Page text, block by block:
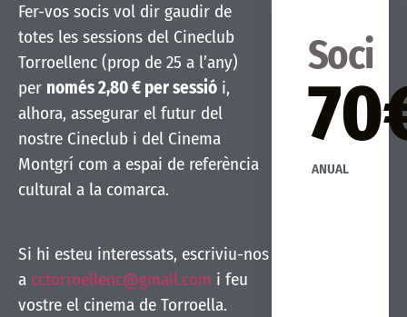
Fer-vos socis vol dir gaudir de
totes les sessions del Cineclub
Torroellenc (prop de 25 a l’any)
per només 2,80 € per sessió i,
alhora, assegurar el futur del
nostre Cineclub i del Cinema
Montgrí com a espai de referència
cultural a la comarca.
Si hi esteu interessats, escriviu-nos
a cctorroellenc@gmail.com i feu
vostre el cinema de Torroella.
Soci
ANUAL
70